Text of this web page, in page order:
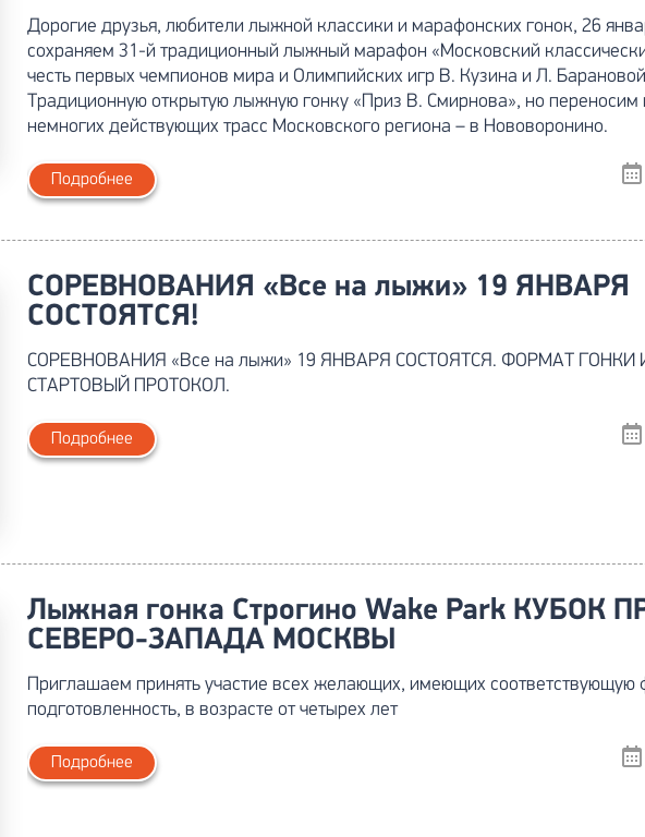
Дорогие друзья, любители лыжной классики и марафонских гонок, 26
сохраняем 31-й традиционный лыжный марафон «Московский
честь первых чемпионов мира и Олимпийских игр В. Кузина и Л.
Традиционную открытую лыжную гонку «Приз В. Смирнова», но переносим
немногих действующих трасс Московского региона – в Нововоронино.
Подробнее
СОРЕВНОВАНИЯ «Все на лыжи» 19 ЯНВАРЯ
СОСТОЯТСЯ!
СОРЕВНОВАНИЯ «Все на лыжи» 19 ЯНВАРЯ СОСТОЯТСЯ. ФОРМАТ ГОНКИ
СТАРТОВЫЙ ПРОТОКОЛ.
Подробнее
Лыжная гонка Строгино Wake Park КУБОК
СЕВЕРО-ЗАПАДА МОСКВЫ
Приглашаем принять участие всех желающих, имеющих соответствующую
подготовленность, в возрасте от четырех лет
Подробнее